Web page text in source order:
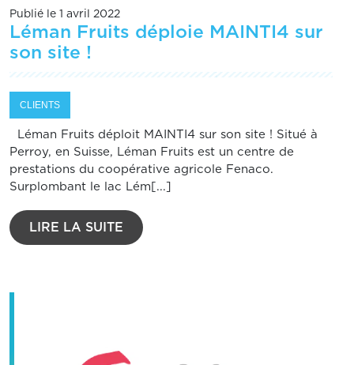
Publié le 1 avril 2022
Léman Fruits déploie MAINTI4 sur
son site !
CLIENTS
Léman Fruits déploit MAINTI4 sur son site ! Situé à
Perroy, en Suisse, Léman Fruits est un centre de
prestations du coopérative agricole Fenaco.
Surplombant le lac Lém[...]
LIRE LA SUITE